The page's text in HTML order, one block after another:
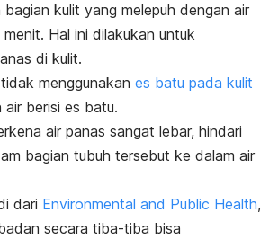
bagian kulit yang melepuh dengan air
Hal ini dilakukan untuk
di kulit.
menggunakan es batu pada kulit
air berisi es batu.
air panas sangat lebar, hindari
bagian tubuh tersebut ke dalam air
dari Environmental and Public Health,
secara tiba-tiba bisa